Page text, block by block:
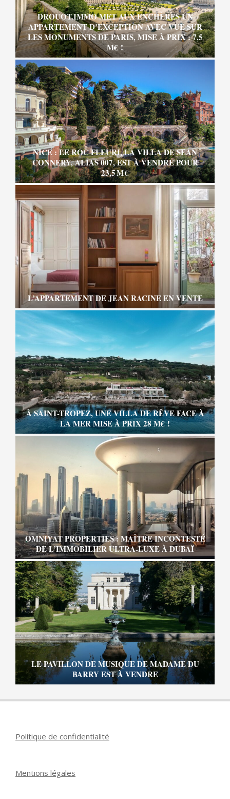
DROUOT.IMMO MET AUX ENCHÈRES UN
APPARTEMENT D’EXCEPTION AVEC VUE SUR
LES MONUMENTS DE PARIS, MISE À PRIX : 7,5
M€ !
NICE : LE ROC FLEURI, LA VILLA DE SEAN
CONNERY, ALIAS 007, EST À VENDRE POUR
23,5 M €
L’APPARTEMENT DE JEAN RACINE EN VENTE
À SAINT-TROPEZ, UNE VILLA DE RÊVE FACE À
LA MER MISE À PRIX 28 M€ !
OMNIYAT PROPERTIES : MAÎTRE INCONTESTÉ
DE L’IMMOBILIER ULTRA-LUXE À DUBAÏ
LE PAVILLON DE MUSIQUE DE MADAME DU
BARRY EST À VENDRE
Politique de confidentialité
Mentions légales